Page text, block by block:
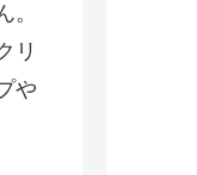
リ
や